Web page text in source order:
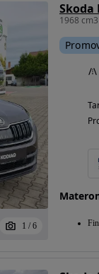
1 / 6
Skoda
1968